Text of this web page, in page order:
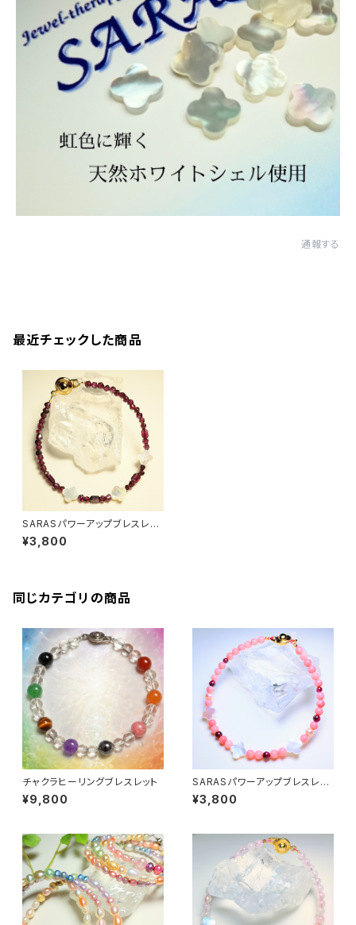
通報する
最近チェックした商品
SARASパワーアップブレスレッ
ト
¥3,800
同じカテゴリの商品
チャクラヒーリングブレスレット
¥9,800
SARASパワーアップブレスレッ
ト
¥3,800